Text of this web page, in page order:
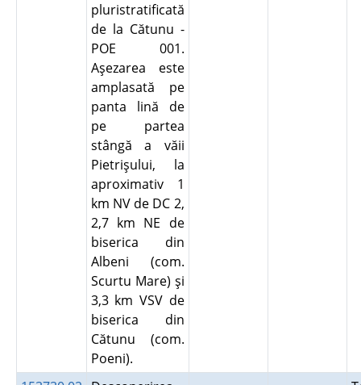
pluristratificată
de la Cătunu -
POE 001.
Aşezarea este
amplasată pe
panta lină de
pe partea
stângă a văii
Pietrişului, la
aproximativ 1
km NV de DC 2,
2,7 km NE de
biserica din
Albeni (com.
Scurtu Mare) şi
3,3 km VSV de
biserica din
Cătunu (com.
Poeni).